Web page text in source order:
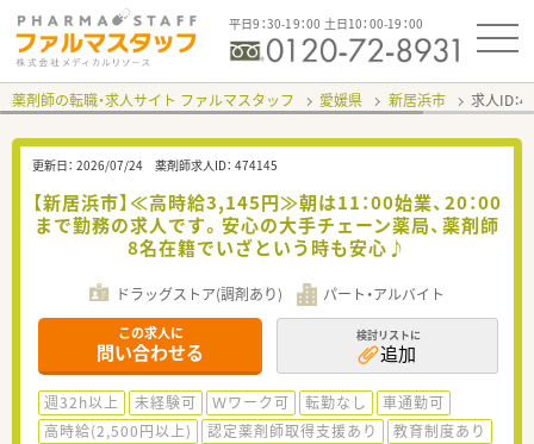
平日9：30-19：00 土日10：00-19：00
薬剤師の転職・求人サイト ファルマスタッフ 愛媛県 新居浜市 求人ID：
更新日： 2026/07/24 薬剤師求人ID： 474145
【新居浜市】≪高時給3,145円≫朝は11：00始業、20：00
まで勤務の求人です。安心の大手チェーン薬局、薬剤師
8名在籍でいざという時も安心♪
ドラッグストア(調剤あり) パート・アルバイト
この求人に
問い合わせる
検討リストに
追加
週32h以上 未経験可 Ｗワーク可 転勤なし
車通勤可
高時給(2,500円以上)
認定薬剤師取得支援あり
教育制度あり